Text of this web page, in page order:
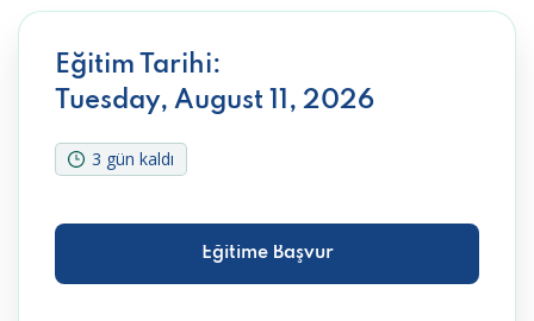
Eğitim Tarihi:
Tuesday, August 11, 2026
3 gün kaldı
Eğitime Başvur